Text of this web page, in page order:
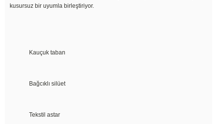
kusursuz bir uyumla birleştiriyor.
Kauçuk taban
Bağcıklı silüet
Tekstil astar